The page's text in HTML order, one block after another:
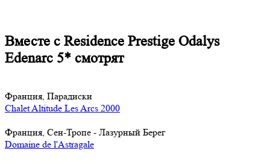
Вместе с Residence Prestige Odalys
Edenarc 5* смотрят
Франция, Парадиски
Chalet Altitude Les Arcs 2000
Франция, Cен-Тропе - Лазурный Берег
Domaine de l'Astragale